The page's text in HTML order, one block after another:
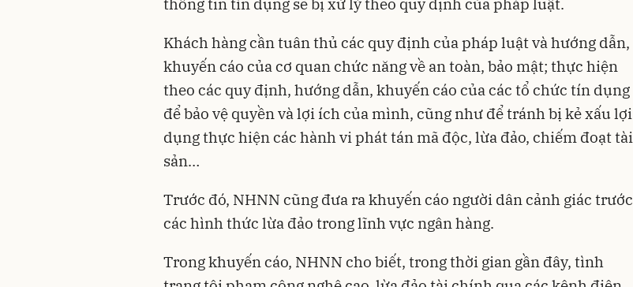
Khách hàng cần tuân thủ các quy định của pháp luật và hướng dẫn,
khuyến cáo của cơ quan chức năng về an toàn, bảo mật; thực hiện
theo các quy định, hướng dẫn, khuyến cáo của các tổ chức tín dụng
để bảo vệ quyền và lợi ích của mình, cũng như để tránh bị kẻ xấu lợi
dụng thực hiện các hành vi phát tán mã độc, lừa đảo, chiếm đoạt tài
sản…
Trước đó, NHNN cũng đưa ra khuyến cáo người dân cảnh giác trước
các hình thức lừa đảo trong lĩnh vực ngân hàng.
Trong khuyến cáo, NHNN cho biết, trong thời gian gần đây, tình